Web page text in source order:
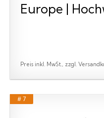
Europe |
Preis inkl. MwSt., zzgl.
# 7